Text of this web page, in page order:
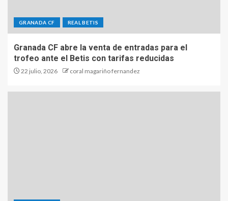
GRANADA CF REAL BETIS
Granada CF abre la venta de entradas para el
trofeo ante el Betis con tarifas reducidas
22 julio, 2026 coral magariño fernandez